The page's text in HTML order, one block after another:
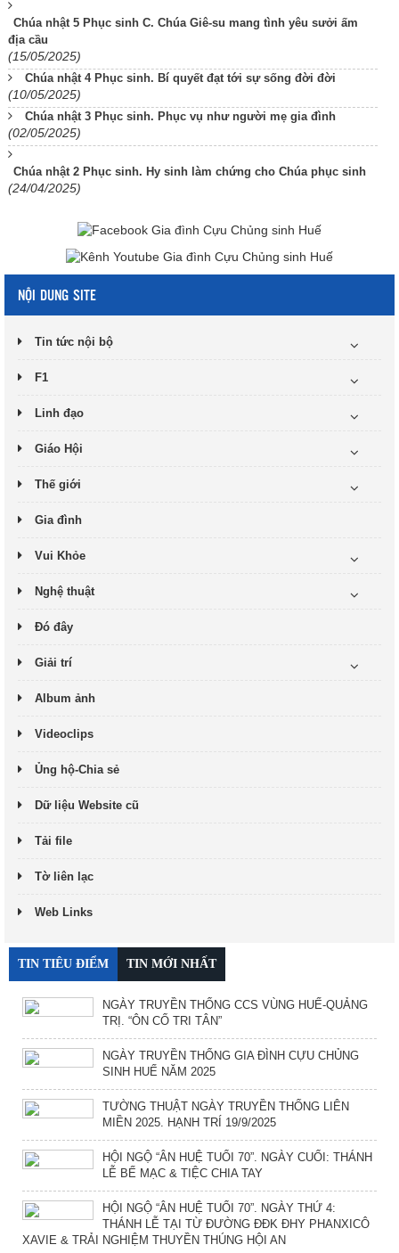
Chúa nhật 5 Phục sinh C. Chúa Giê-su mang tình yêu sưởi ấm
địa cầu
(15/05/2025)
Chúa nhật 4 Phục sinh. Bí quyết đạt tới sự sống đời đời
(10/05/2025)
Chúa nhật 3 Phục sinh. Phục vụ như người mẹ gia đình
(02/05/2025)
Chúa nhật 2 Phục sinh. Hy sinh làm chứng cho Chúa phục sinh
(24/04/2025)
NỘI DUNG SITE
Tin tức nội bộ
F1
Linh đạo
Giáo Hội
Thế giới
Gia đình
Vui Khỏe
Nghệ thuật
Đó đây
Giải trí
Album ảnh
Videoclips
Ủng hộ-Chia sẻ
Dữ liệu Website cũ
Tải file
Tờ liên lạc
Web Links
TIN TIÊU ĐIỂM TIN MỚI NHẤT
NGÀY TRUYỀN THỐNG CCS VÙNG HUẾ-QUẢNG
TRỊ. “ÔN CỐ TRI TÂN”
NGÀY TRUYỀN THỐNG GIA ĐÌNH CỰU CHỦNG
SINH HUẾ NĂM 2025
TƯỜNG THUẬT NGÀY TRUYỀN THỐNG LIÊN
MIỀN 2025. HẠNH TRÍ 19/9/2025
HỘI NGỘ “ÂN HUỆ TUỔI 70”. NGÀY CUỐI: THÁNH
LỄ BẾ MẠC & TIỆC CHIA TAY
HỘI NGỘ “ÂN HUỆ TUỔI 70”. NGÀY THỨ 4:
THÁNH LỄ TẠI TỪ ĐƯỜNG ĐĐK ĐHY PHANXICÔ
XAVIE & TRẢI NGHIỆM THUYỀN THÚNG HỘI AN